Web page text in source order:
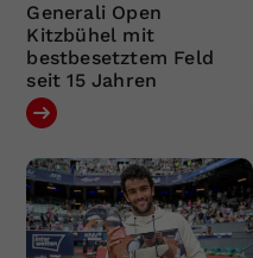
Generali Open
Kitzbühel mit
bestbesetztem Feld
seit 15 Jahren